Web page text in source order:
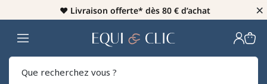
♥️ Livraison offerte* dès 80 € d’achat ×
Home